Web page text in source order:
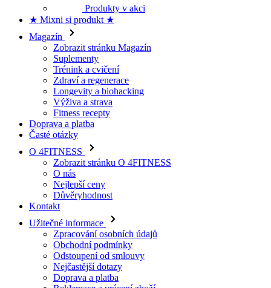
Zobrazit stránku Magazín
Suplementy
Trénink a cvičení
Zdraví a regenerace
Longevity a biohacking
Výživa a strava
Fitness recepty
Doprava a platba
Časté otázky
O 4FITNESS
Zobrazit stránku O 4FITNESS
O nás
Nejlepší ceny
Důvěryhodnost
Kontakt
Užitečné informace
Zpracování osobních údajů
Obchodní podmínky
Odstoupení od smlouvy
Nejčastější dotazy
Doprava a platba
Reklamace a vrácení zboží
O 4fitness
O nás
Kontakt